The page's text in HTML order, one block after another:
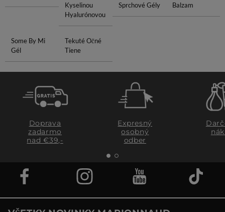
Kyselinou
Hyalurónovou
Sprchové Gély
Balzam
Some By Mi
Gél
Tekuté Očné
Tiene
Doprava
zadarmo
nad €39,-
Expresný
osobný
odber